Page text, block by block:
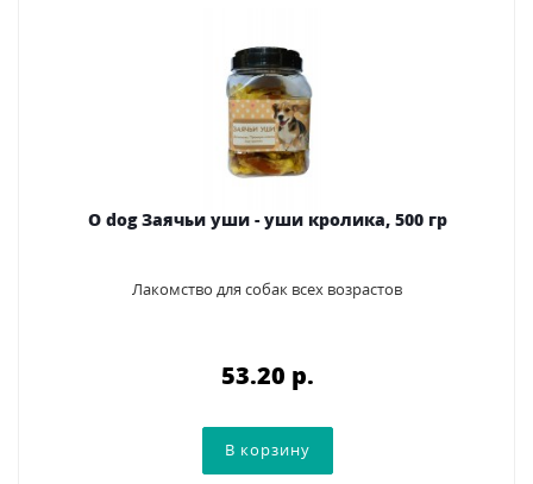
O dog Заячьи уши - уши кролика, 500 гр
Лакомство для собак всех возрастов
53.20 p.